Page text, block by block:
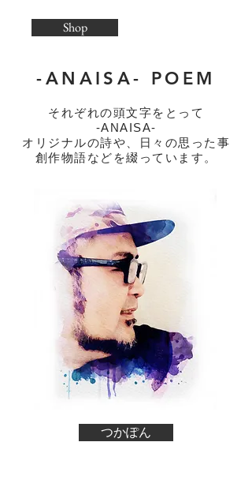
Shop
-ANAISA- POEM
それぞれの頭文字をとって
-ANAISA-
オリジナルの詩や、日々の思った事
創作物語などを綴っています。
つかぽん